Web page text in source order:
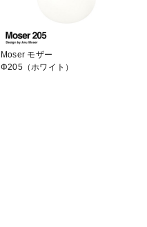
Moser モザー
Φ205（ホワイト）